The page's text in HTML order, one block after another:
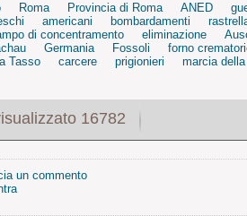
Roma Provincia di Roma ANED
americani bombardamenti
di concentramento eliminazione
Germania Fossoli
forno
Tasso carcere prigionieri
marcia
16782
un commento